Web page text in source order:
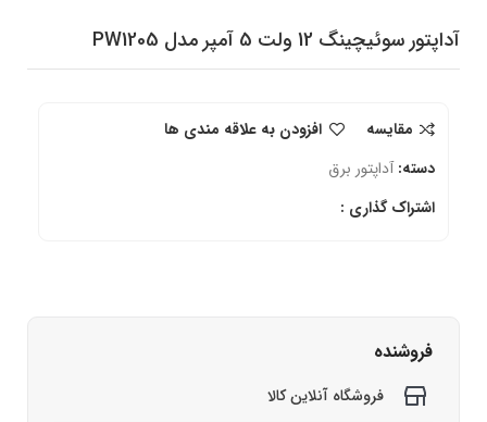
آداپتور سوئیچینگ 12 ولت 5 آمپر مدل PW1205
مقایسه
افزودن به علاقه مندی ها
دسته: آداپتور برق
اشتراک گذاری :
فروشنده
فروشگاه آنلاین کالا